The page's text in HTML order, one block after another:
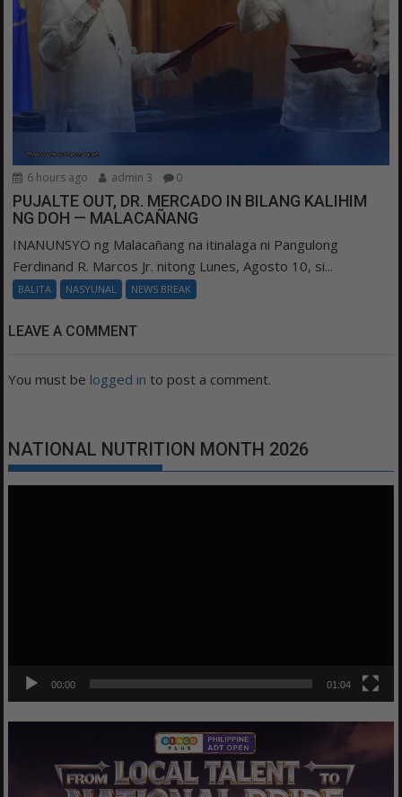
6 hours ago admin 3 0
PUJALTE OUT, DR. MERCADO IN BILANG KALIHIM
NG DOH — MALACAÑANG
INANUNSYO ng Malacañang na itinalaga ni Pangulong
Ferdinand R. Marcos Jr. nitong Lunes, Agosto 10, si...
BALITA NASYUNAL NEWS BREAK
LEAVE A COMMENT
You must be logged in to post a comment.
NATIONAL NUTRITION MONTH 2026
00:00 01:04